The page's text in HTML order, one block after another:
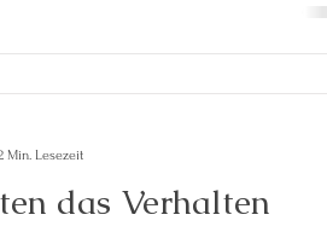
das Verhalten
Min. Lesezeit